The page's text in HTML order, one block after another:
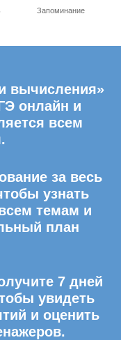
Запоминание
вычисления»
онлайн и
всем
за весь
узнать
темам и
план
7 дней
увидеть
и оценить